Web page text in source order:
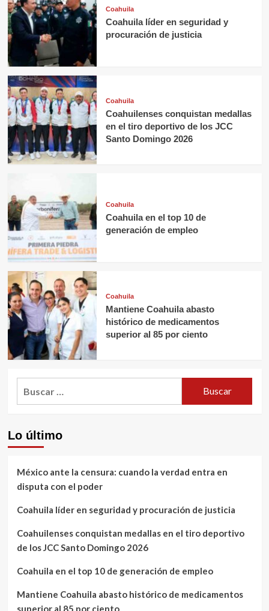
Coahuila
Coahuila líder en seguridad y
procuración de justicia
Coahuila
Coahuilenses conquistan medallas
en el tiro deportivo de los JCC
Santo Domingo 2026
Coahuila
Coahuila en el top 10 de
generación de empleo
Coahuila
Mantiene Coahuila abasto
histórico de medicamentos
superior al 85 por ciento
Lo último
México ante la censura: cuando la verdad entra en
disputa con el poder
Coahuila líder en seguridad y procuración de justicia
Coahuilenses conquistan medallas en el tiro deportivo
de los JCC Santo Domingo 2026
Coahuila en el top 10 de generación de empleo
Mantiene Coahuila abasto histórico de medicamentos
superior al 85 por ciento